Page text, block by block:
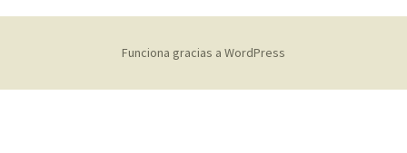
de
entradas
Funciona gracias a WordPress